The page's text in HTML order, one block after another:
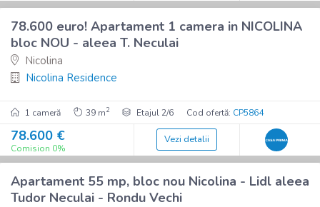
Imobil nou De vânzare
78.600 euro! Apartament 1 camera in NICOLINA
bloc NOU - aleea T. Neculai
Nicolina
Nicolina Residence
1 cameră 39 m2 Etajul 2/6 Cod ofertă: CP5864
78.600 €
Comision 0%
Vezi detalii
Imobil nou De vânzare
7
Apartament 55 mp, bloc nou Nicolina - Lidl aleea
Tudor Neculai - Rondu Vechi